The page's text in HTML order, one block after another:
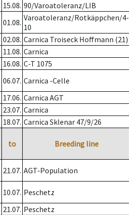
15.08. 90/Varoatoleranz/LIB
01.08. Varoatoleranz/Rotkäppchen/4-
10
02.08. Carnica Troiseck Hoffmann (21)
11.08. Carnica
16.08. C-T 1075
06.07. Carnica -Celle
17.06. Carnica AGT
23.07. Carnica
18.07. Carnica Sklenar 47/9/26
to Breeding line
21.07. AGT-Population
10.07. Peschetz
21.07. Peschetz